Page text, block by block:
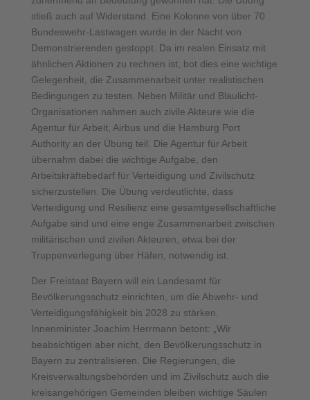
stieß auch auf Widerstand. Eine Kolonne von über 70
Bundeswehr-Lastwagen wurde in der Nacht von
Demonstrierenden gestoppt. Da im realen Einsatz mit
ähnlichen Aktionen zu rechnen ist, bot dies eine wichtige
Gelegenheit, die Zusammenarbeit unter realistischen
Bedingungen zu testen. Neben Militär und Blaulicht-
Organisationen nahmen auch zivile Akteure wie die
Agentur für Arbeit, Airbus und die Hamburg Port
Authority an der Übung teil. Die Agentur für Arbeit
übernahm dabei die wichtige Aufgabe, den
Arbeitskräftebedarf für Verteidigung und Zivilschutz
sicherzustellen. Die Übung verdeutlichte, dass
Verteidigung und Resilienz eine gesamtgesellschaftliche
Aufgabe sind und eine enge Zusammenarbeit zwischen
militärischen und zivilen Akteuren, etwa bei der
Truppenverlegung über Häfen, notwendig ist.
Der Freistaat Bayern will ein Landesamt für
Bevölkerungsschutz einrichten, um die Abwehr- und
Verteidigungsfähigkeit bis 2028 zu stärken.
Innenminister Joachim Herrmann betont: „Wir
beabsichtigen aber nicht, den Bevölkerungsschutz in
Bayern zu zentralisieren. Die Regierungen, die
Kreisverwaltungsbehörden und im Zivilschutz auch die
kreisangehörigen Gemeinden bleiben wichtige Säulen